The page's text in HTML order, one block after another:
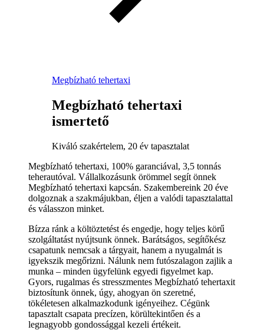
Megbízható tehertaxi
Megbízható tehertaxi
ismertető
Kiváló szakértelem, 20 év tapasztalat
Megbízható tehertaxi, 100% garanciával, 3,5 tonnás
teherautóval. Vállalkozásunk örömmel segít önnek
Megbízható tehertaxi kapcsán. Szakembereink 20 éve
dolgoznak a szakmájukban, éljen a valódi tapasztalattal
és válasszon minket.
Bízza ránk a költöztetést és engedje, hogy teljes körű
szolgáltatást nyújtsunk önnek. Barátságos, segítőkész
csapatunk nemcsak a tárgyait, hanem a nyugalmát is
igyekszik megőrizni. Nálunk nem futószalagon zajlik a
munka – minden ügyfelünk egyedi figyelmet kap.
Gyors, rugalmas és stresszmentes Megbízható tehertaxit
biztosítunk önnek, úgy, ahogyan ön szeretné,
tökéletesen alkalmazkodunk igényeihez. Cégünk
tapasztalt csapata precízen, körültekintően és a
legnagyobb gondossággal kezeli értékeit.